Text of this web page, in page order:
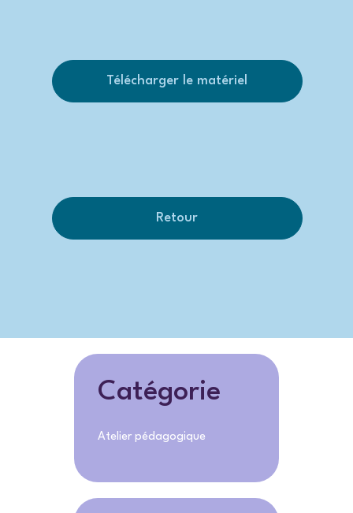
Télécharger le matériel
Retour
Catégorie
Atelier pédagogique